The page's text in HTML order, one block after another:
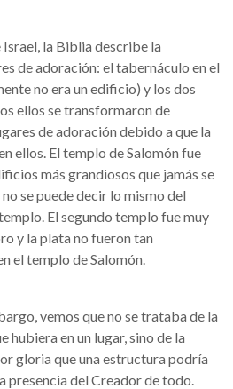
la Biblia describe la
de adoración: el tabernáculo en el
no era un edificio) y los dos
ellos se transformaron de
de adoración debido a que la
ellos. El templo de Salomón fue
más grandiosos que jamás se
se puede decir lo mismo del
El segundo templo fue muy
y la plata no fueron tan
el templo de Salomón.
vemos que no se trataba de la
hubiera en un lugar, sino de la
gloria que una estructura podría
presencia del Creador de todo.